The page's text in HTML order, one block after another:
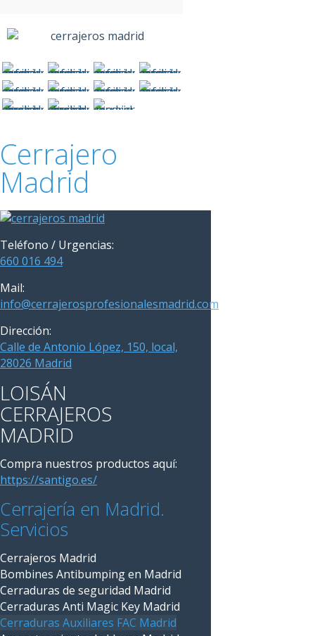
Cerrajero
Madrid
Teléfono / Urgencias:
660 016 494
Mail:
info@cerrajerosprofesionalesmadrid.com
Dirección:
Calle de Antonio López, 150, local,
28026 Madrid
LOISÁN
CERRAJEROS
MADRID
Compra nuestros productos aquí:
https://santigo.es/
Cerrajería en Madrid.
Servicios
Cerrajeros Madrid
Bombines Antibumping en Madrid
Cerraduras de seguridad Madrid
Cerraduras Anti Magic Key Madrid
Cerraduras Auxiliares FAC Madrid